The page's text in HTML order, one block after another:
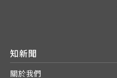
知新聞
關於我們